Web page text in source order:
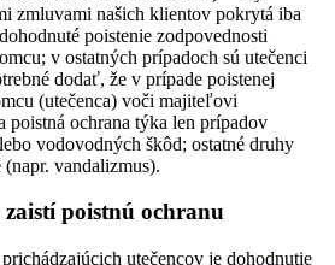
zmluvami našich klientov pokrytá iba
poistenie zodpovednosti
v ostatných prípadoch sú utečenci
dodať, že v prípade poistenej
(utečenca) voči majiteľovi
poistná ochrana týka len prípadov
vodovodných škôd; ostatné druhy
vandalizmus).
poistnú ochranu
utečencov je dohodnutie